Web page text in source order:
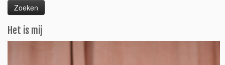
Het is mij